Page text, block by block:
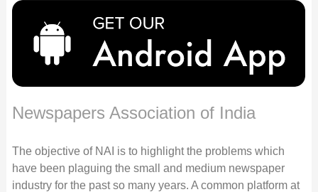
Newspapers Association of India
The objective of NAI is to highlight the problems which
have been plaguing the small and medium newspaper
industry for the past so many years. A common platform at